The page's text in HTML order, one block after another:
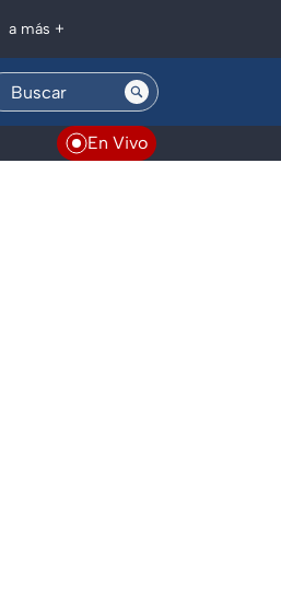
a más +
En Vivo